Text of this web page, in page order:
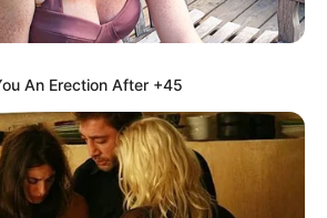
An Erection After +45